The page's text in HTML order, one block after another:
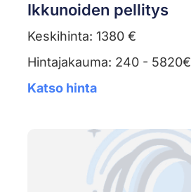
Ikkunoiden pellitys
Keskihinta: 1380 €
Hintajakauma: 240 - 5820€
Katso hinta